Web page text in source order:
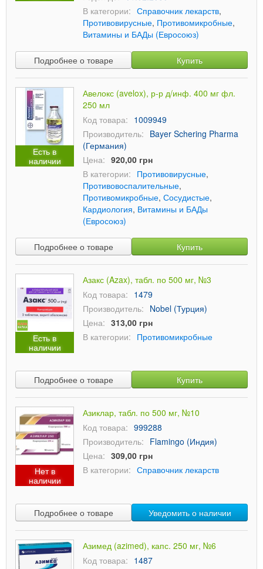
В категории: Справочник лекарств,
Противовирусные, Противомикробные,
Витамины и БАДы (Евросоюз)
Подробнее о товаре Купить
Есть в
наличии
Авелокс (avelox), р-р д/инф. 400 мг фл.
250 мл
Код товара: 1009949
Производитель: Bayer Schering Pharma
(Германия)
Цена: 920,00 грн
В категории: Противовирусные,
Противовоспалительные,
Противомикробные, Сосудистые,
Кардиология, Витамины и БАДы
(Евросоюз)
Подробнее о товаре Купить
Есть в
наличии
Азакс (Azax), табл. по 500 мг, №3
Код товара: 1479
Производитель: Nobel (Турция)
Цена: 313,00 грн
В категории: Противомикробные
Подробнее о товаре Купить
Нет в
наличии
Азиклар, табл. по 500 мг, №10
Код товара: 999288
Производитель: Flamingo (Индия)
Цена: 309,00 грн
В категории: Справочник лекарств
Подробнее о товаре Уведомить о наличии
Азимед (azimed), капс. 250 мг, №6
Код товара: 1487